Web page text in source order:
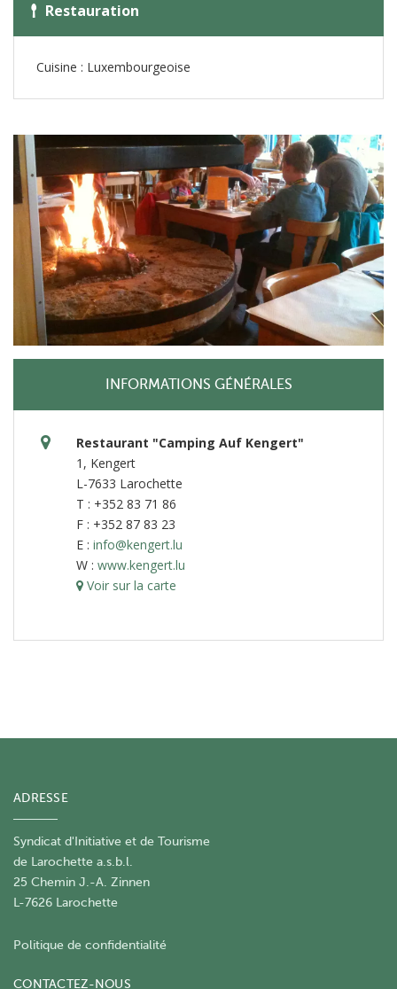
Restauration
Cuisine : Luxembourgeoise
INFORMATIONS GÉNÉRALES
Restaurant "Camping Auf Kengert"
1, Kengert
L-7633 Larochette
T : +352 83 71 86
F : +352 87 83 23
E : info@kengert.lu
W : www.kengert.lu
Voir sur la carte
ADRESSE
Syndicat d'Initiative et de Tourisme
de Larochette a.s.b.l.
25 Chemin J.-A. Zinnen
L-7626 Larochette
Politique de confidentialité
CONTACTEZ-NOUS